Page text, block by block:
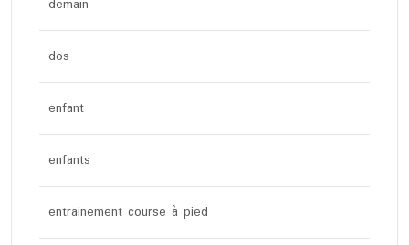
demain
dos
enfant
enfants
entrainement course à pied